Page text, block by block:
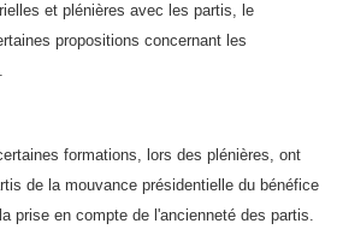
et plénières avec les partis, le
propositions concernant les
formations, lors des plénières, ont
de la mouvance présidentielle du bénéfice
prise en compte de l'ancienneté des partis.